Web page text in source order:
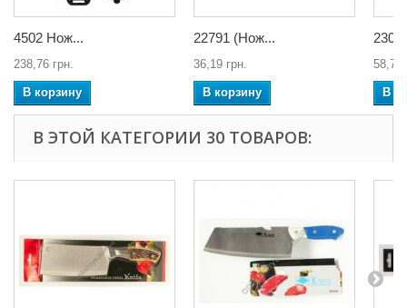
4502 Нож...
238,76 грн.
В корзину
22791 (Нож...
36,19 грн.
В корзину
58,75
В
В ЭТОЙ КАТЕГОРИИ 30 ТОВАРОВ: